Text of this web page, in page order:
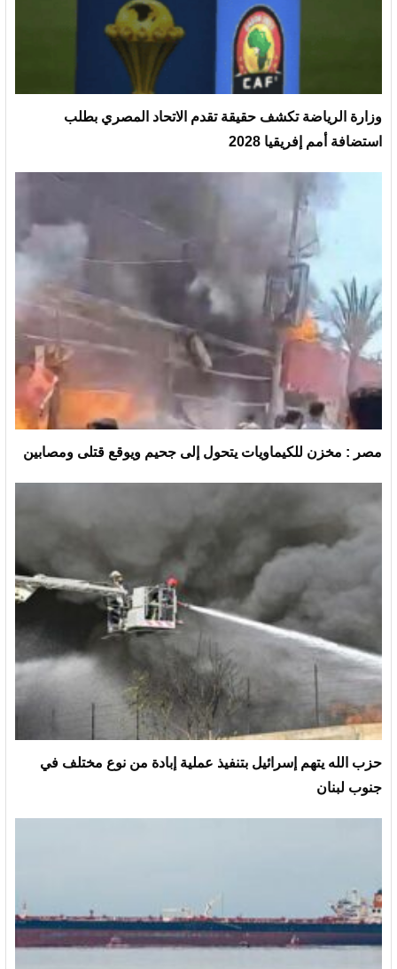
وزارة الرياضة تكشف حقيقة تقدم الاتحاد المصري بطلب
استضافة أمم إفريقيا 2028
مصر : مخزن للكيماويات يتحول إلى جحيم ويوقع قتلى ومصابين
حزب الله يتهم إسرائيل بتنفيذ عملية إبادة من نوع مختلف في
جنوب لبنان